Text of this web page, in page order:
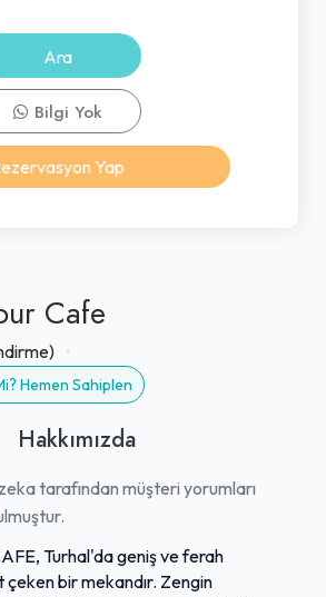
Cafe
Hemen Sahiplen
Hakkımızda
tarafından müşteri yorumları
Turhal'da geniş ve ferah
bir mekandır. Zengin
Ara
Bilgi Yok
Yap